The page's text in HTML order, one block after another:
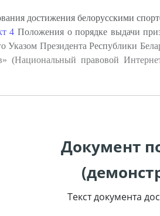
достижения белорусскими
4 Положения о порядке выдачи
Указом Президента Республики
(Национальный правовой
Документ
Текст документа